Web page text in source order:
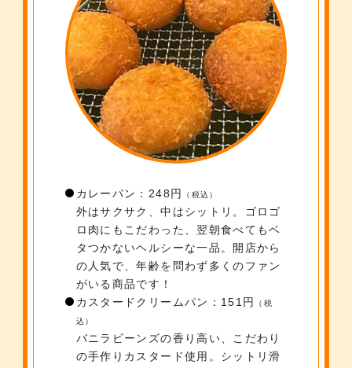
カレーパン：248円 （税込）
外はサクサク、中はシットリ。ゴロゴ
ロ肉にもこだわった、翌朝食べてもベ
タつかないヘルシーな一品。開店から
の人気で、年齢を問わず多くのファン
がいる商品です！
カスタードクリームパン：151円
（税
込）
バニラビーンズの香り高い、こだわり
の手作りカスタード使用。シットリ滑